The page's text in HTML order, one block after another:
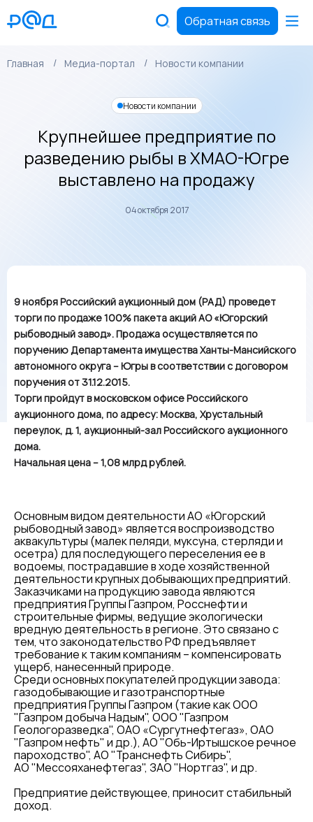
Обратная связь
Главная Медиа-портал Новости компании
Новости компании
Крупнейшее предприятие по
разведению рыбы в ХМАО-Югре
выставлено на продажу
04 октября 2017
9 ноября Российский аукционный дом (РАД) проведет
торги по продаже 100% пакета акций АО «Югорский
рыбоводный завод». Продажа осуществляется по
поручению Департамента имущества Ханты-Мансийского
автономного округа – Югры в соответствии с договором
поручения от 31.12.2015.
Торги пройдут в московском офисе Российского
аукционного дома, по адресу: Москва, Хрустальный
переулок, д. 1, аукционный-зал Российского аукционного
дома.
Начальная цена – 1,08 млрд рублей.
Основным видом деятельности АО «Югорский
рыбоводный завод» является воспроизводство
аквакультуры (малек пеляди, муксуна, стерляди и
осетра) для последующего переселения ее в
водоемы, пострадавшие в ходе хозяйственной
деятельности крупных добывающих предприятий.
Заказчиками на продукцию завода являются
предприятия Группы Газпром, Росснефти и
строительные фирмы, ведущие экологически
вредную деятельность в регионе. Это связано с
тем, что законодательство РФ предъявляет
требование к таким компаниям – компенсировать
ущерб, нанесенный природе.
Среди основных покупателей продукции завода:
газодобывающие и газотранспортные
предприятия Группы Газпром (такие как ООО
"Газпром добыча Надым", ООО "Газпром
Геологоразведка", ОАО «Сургутнефтегаз», ОАО
"Газпром нефть" и др.), АО "Обь-Иртышское речное
пароходство", АО "Транснефть Сибирь",
АО "Мессояханефтегаз", ЗАО "Нортгаз", и др.
Предприятие действующее, приносит стабильный
доход.